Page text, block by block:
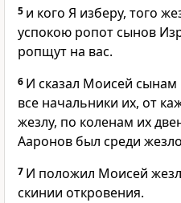
5 и кого Я изберу, того
успокою ропот сынов
ропщут на вас.
6 И сказал Моисей
все начальники их, от
жезлу, по коленам их
Ааронов был среди
7 И положил Моисей
скинии откровения.